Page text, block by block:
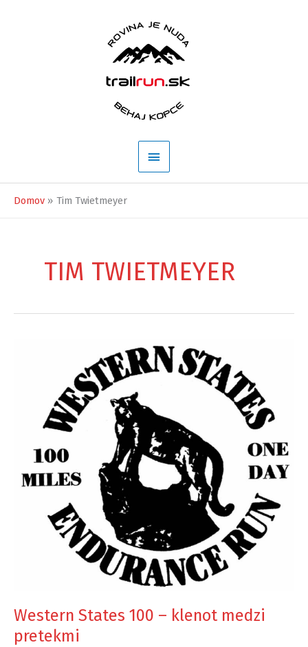
Hlavné
Menu
Domov Tim Twietmeyer
TIM TWIETMEYER
Western States 100 – klenot medzi
pretekmi